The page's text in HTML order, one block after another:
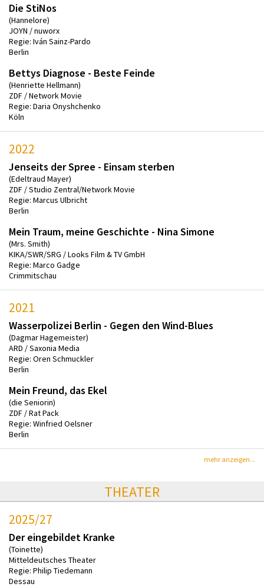
Die StiNos
(Hannelore)
JOYN / nuworx
Regie: Iván Sainz-Pardo
Berlin
Bettys Diagnose - Beste Feinde
(Henriette Hellmann)
ZDF / Network Movie
Regie: Daria Onyshchenko
Köln
2022
Jenseits der Spree - Einsam sterben
(Edeltraud Mayer)
ZDF / Studio Zentral/Network Movie
Regie: Marcus Ulbricht
Berlin
Mein Traum, meine Geschichte - Nina Simone
(Mrs. Smith)
KIKA/SWR/SRG / Looks Film & TV GmbH
Regie: Marco Gadge
Crimmitschau
2021
Wasserpolizei Berlin - Gegen den Wind-Blues
(Dagmar Hagemeister)
ARD / Saxonia Media
Regie: Oren Schmuckler
Berlin
Mein Freund, das Ekel
(die Seniorin)
ZDF / Rat Pack
Regie: Winfried Oelsner
Berlin
mehr anzeigen...
THEATER
2025/27
Der eingebildet Kranke
(Toinette)
Mitteldeutsches Theater
Regie: Philip Tiedemann
Dessau